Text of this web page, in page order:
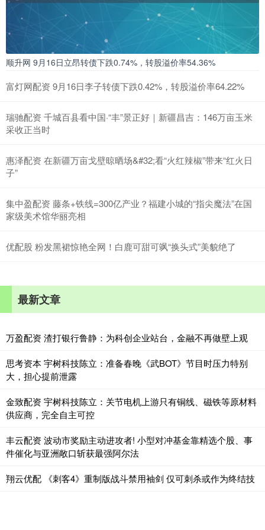
顺升网 9月16日立昂转债下跌0.74%，转股溢价率54.36%
富灯网配资 9月16日李子转债下跌0.42%，转股溢价率64.22%
瑞驰配资 千城百县看中国·“丰”景正好｜新疆昌吉：146万亩玉米
采收正当时
惠泽配资 在新疆万亩戈壁晾晒场&#32;看“火红辣椒”带来“红火日
子”
集中盈配资 藤条+铁线=300亿产业？福建小城的“指尖魔法”在国
家级美术馆华丽亮相
优配股 粉发黑裙惊艳全网！白鹿可甜可飒“换头式”美貌绝了
最新文章
万盈配资 渣打银行鲁静：为科创企业站台，金融不再做壁上观
思考资本 宇树科技陈立：准备春晚《武BOT》节目时压力特别
大，担心提前泄露
金致配资 宇树科技陈立：关节电机上游只有铜线、磁铁等原材料
供应商，完全自主可控
丰云配资 波动市奖励主动进攻者! 小型对冲基金靠精选个股、事
件催化与亚洲敞口斩获最强阿尔法
翔云优配 《刺客4》重制版战斗禁用袖剑 仅可刺杀或作为终结技